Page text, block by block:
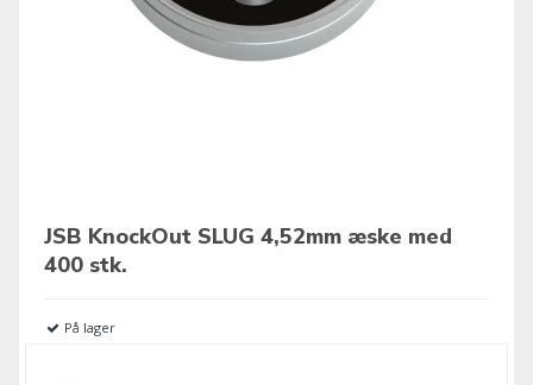
JSB KnockOut SLUG 4,52mm æske med
400 stk.
På lager